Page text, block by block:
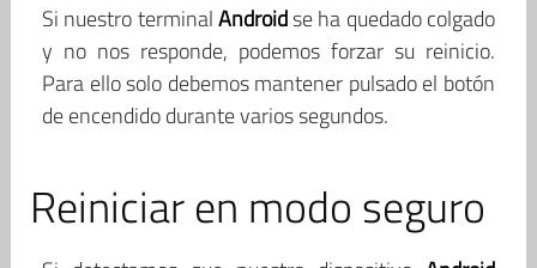
Si nuestro terminalAndroidse ha quedado colgado
y no nos responde, podemos forzar su reinicio.
Para ello solo debemos mantener pulsado el botón
de encendido durante varios segundos.
Reiniciar en modo seguro